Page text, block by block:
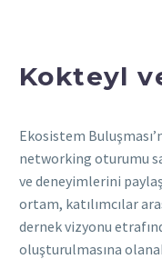
Kokteyl
Ekosistem
networking oturumu
ve deneyimlerini
ortam, katılımcılar
dernek vizyonu
oluşturulmasına